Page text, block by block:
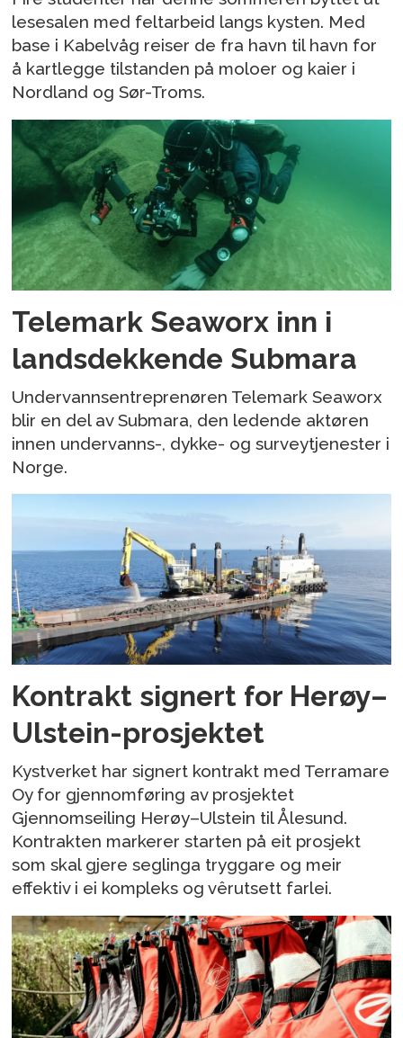
lesesalen med feltarbeid langs kysten. Med
base i Kabelvåg reiser de fra havn til havn for
å kartlegge tilstanden på moloer og kaier i
Nordland og Sør-Troms.
Telemark Seaworx inn i
landsdekkende Submara
Undervannsentreprenøren Telemark Seaworx
blir en del av Submara, den ledende aktøren
innen undervanns-, dykke- og surveytjenester i
Norge.
Kontrakt signert for Herøy–
Ulstein-prosjektet
Kystverket har signert kontrakt med Terramare
Oy for gjennomføring av prosjektet
Gjennomseiling Herøy–Ulstein til Ålesund.
Kontrakten markerer starten på eit prosjekt
som skal gjere seglinga tryggare og meir
effektiv i ei kompleks og vêrutsett farlei.